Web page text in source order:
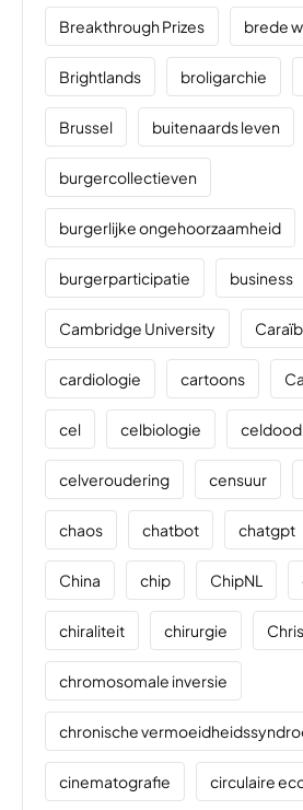
Breakthrough Prizes brede
Brightlands broligarchie
Brussel buitenaards leven
burgercollectieven
burgerlijke ongehoorzaamheid
burgerparticipatie business
Cambridge University
cardiologie cartoons
cel celbiologie celdood
celveroudering censuur
chaos chatbot chatgpt
China chip ChipNL
chiraliteit chirurgie
chromosomale inversie
chronische
cinematografie circulaire